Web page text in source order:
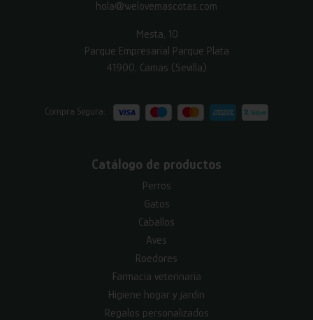
hola@welovemascotas.com
Mesta, 10
Parque Empresarial Parque Plata
41900, Camas (Sevilla)
Compra Segura:
Catálogo de productos
Perros
Gatos
Caballos
Aves
Roedores
Farmacia veterinaria
Higiene hogar y jardín
Regalos personalizados